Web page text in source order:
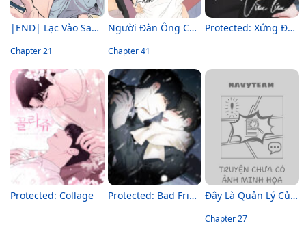
|END| Lạc Vào Samcheonpo
Chapter 21
Người Đàn Ông Của Raon
Chapter 41
Protected: Xứng Đôi Vừa Lứa
Protected: Collage Protected: Bad Friend Đây Là Quản Lý Của Tôi
Chapter 27